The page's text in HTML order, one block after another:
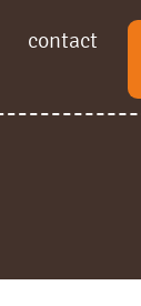
contact